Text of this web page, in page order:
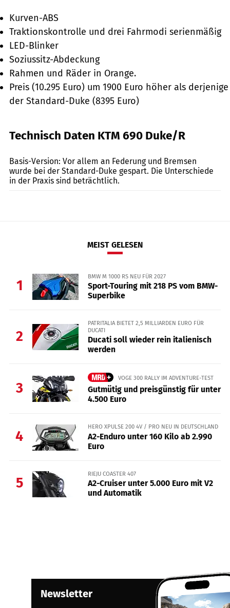
Kurven-ABS
Traktionskontrolle und drei Fahrmodi serienmäßig
LED-Blinker
Soziussitz-Abdeckung
Rahmen und Räder in Orange.
Preis (10.295 Euro) um 1900 Euro höher als derjenige
der Standard-Duke (8395 Euro)
Technisch Daten KTM 690 Duke/R
Basis-Version: Vor allem an Federung und Bremsen
wurde bei der Standard-Duke gespart. Die Unterschiede
in der Praxis sind beträchtlich.
MEIST GELESEN
1
BMW M 1000 RS NEU FÜR 2027
Sport-Touring mit 218 PS vom BMW-
Superbike
2
PATRITALIA BIETET 2,5 MILLIARDEN EURO FÜR
DUCATI
Ducati soll wieder rein italienisch
werden
3
VOGE 300 RALLY IM ADVENTURE-TEST
Gutmütig und preisgünstig für unter
4.500 Euro
4
HERO XPULSE 200 4V / PRO NEU IN DEUTSCHLAND
A2-Enduro unter 160 Kilo ab 2.990
Euro
5
RIEJU COASTER 407
A2-Cruiser unter 5.000 Euro mit V2
und Automatik
Newsletter